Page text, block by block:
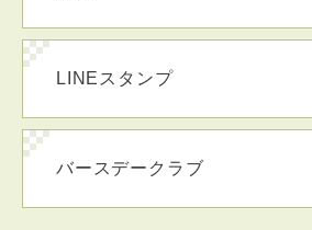
LINEスタンプ
バースデークラブ